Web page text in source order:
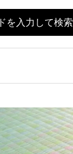
を入力して検索